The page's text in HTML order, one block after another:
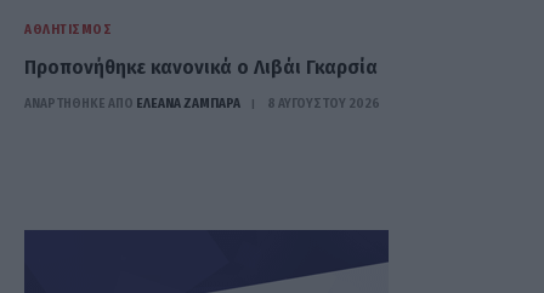
ΑΘΛΗΤΙΣΜΌΣ
Προπονήθηκε κανονικά ο Λιβάι Γκαρσία
ΑΝΑΡΤΗΘΗΚΕ ΑΠΟ ΕΛΕΑΝΑ ΖΑΜΠΑΡΑ 8 ΑΥΓΟΎΣΤΟΥ 2026